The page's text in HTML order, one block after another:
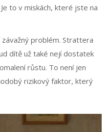
to v miskách, které jste na
problém. Strattera
dítě už také nejí dostatek
růstu. To není jen
rizikový faktor, který